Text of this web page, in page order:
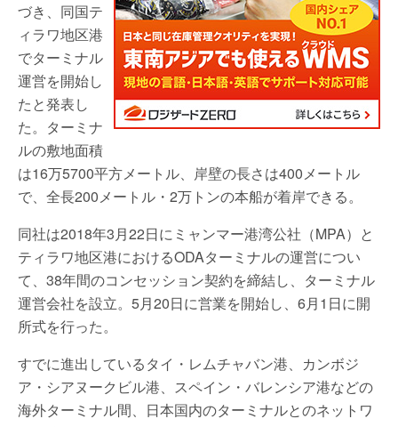
づき、同国テ
ィラワ地区港
でターミナル
運営を開始し
たと発表し
た。ターミナ
ルの敷地面積
は16万5700平方メートル、岸壁の長さは400メートル
で、全長200メートル・2万トンの本船が着岸できる。
同社は2018年3月22日にミャンマー港湾公社（MPA）と
ティラワ地区港におけるODAターミナルの運営につい
て、38年間のコンセッション契約を締結し、ターミナル
運営会社を設立。5月20日に営業を開始し、6月1日に開
所式を行った。
すでに進出しているタイ・レムチャバン港、カンボジ
ア・シアヌークビル港、スペイン・バレンシア港などの
海外ターミナル間、日本国内のターミナルとのネットワ